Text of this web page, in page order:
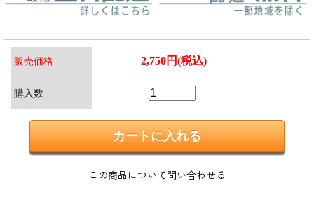
販売価格 2,750円(税込)
購入数
この商品について問い合わせる